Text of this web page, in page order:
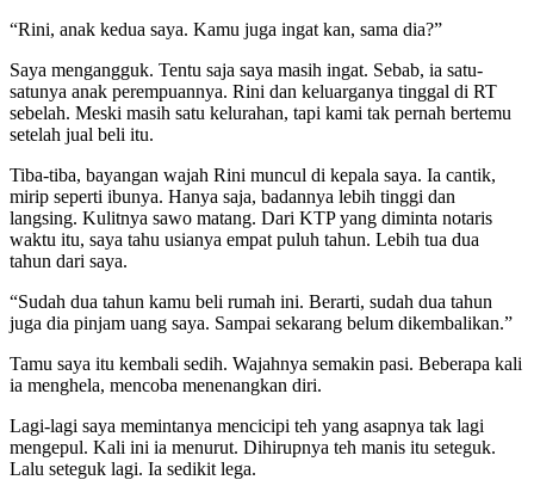
“Rini, anak kedua saya. Kamu juga ingat kan, sama dia?”
Saya mengangguk. Tentu saja saya masih ingat. Sebab, ia satu-
satunya anak perempuannya. Rini dan keluarganya tinggal di RT
sebelah. Meski masih satu kelurahan, tapi kami tak pernah bertemu
setelah jual beli itu.
Tiba-tiba, bayangan wajah Rini muncul di kepala saya. Ia cantik,
mirip seperti ibunya. Hanya saja, badannya lebih tinggi dan
langsing. Kulitnya sawo matang. Dari KTP yang diminta notaris
waktu itu, saya tahu usianya empat puluh tahun. Lebih tua dua
tahun dari saya.
“Sudah dua tahun kamu beli rumah ini. Berarti, sudah dua tahun
juga dia pinjam uang saya. Sampai sekarang belum dikembalikan.”
Tamu saya itu kembali sedih. Wajahnya semakin pasi. Beberapa kali
ia menghela, mencoba menenangkan diri.
Lagi-lagi saya memintanya mencicipi teh yang asapnya tak lagi
mengepul. Kali ini ia menurut. Dihirupnya teh manis itu seteguk.
Lalu seteguk lagi. Ia sedikit lega.